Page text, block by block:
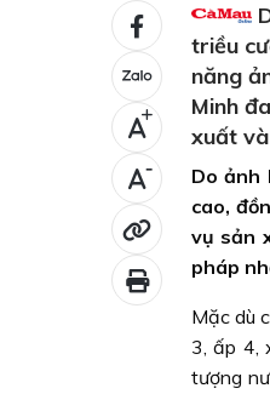
+
-
triều
năng
Minh
xuất
Do ảnh
cao,
vụ sản
pháp
Mặc dù
3, ấp 4,
tượng